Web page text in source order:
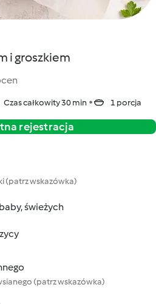
i groszkiem
Czas całkowity 30 min 1 porcja
rejestracja
(patrz wskazówka)
świeżych
(patrz wskazówka)